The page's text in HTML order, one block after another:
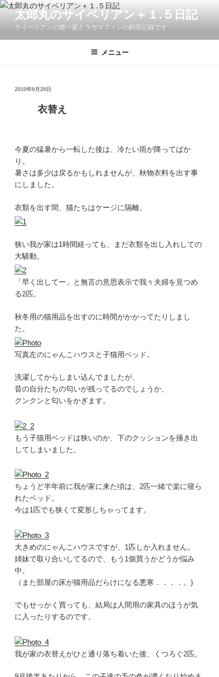
コ
ン
太郎丸のサイベリアン＋１.５日記
サイベリアンの猫一家とラガマフィンの飼育記録です
メニュー
投
2010年9月29日
衣替え
今夏の猛暑から一転した後は、冷たい雨が降ってばか
り。
暑さは多少は戻るかもしれませんが、秋物衣料を出す事
にしました。
衣類を出す間、猫たちはケージに隔離。
狭い我が家は1時間経っても、まだ衣類を出し入れしての
大騒動。
「早く出してー」と無言の意思表示で我々夫婦を見つめ
る2匹。
秋冬用の猫用品を出すのに時間がかかってたりしまし
た。
写真左のにゃんこハウスと子猫用ベッド。
洗濯してからしまい込んでましたが、
昔の自分たちの匂いが残ってるのでしょうか、
クンクンと匂いをかぎます。
もう子猫用ベッドは狭いのか、下のクッションを掻き出
してしまいました。
ちょうど半年前に我が家に来た頃は、2匹一緒で楽に寝ら
れたベッド。
今は1匹でも狭くて変形しちゃってます。
大きめのにゃんこハウスですが、1匹しか入れません。
姉妹で取り合いしてるので、もう1個買うかどうか悩み
中。
（また部屋の床が猫用品だらけになる悪寒．．．．。)
でもせっかく買っても、結局は人間用の家具のほうが気
に入ったりするのです。
我が家の衣替えがひと通り落ち着いた後、くつろぐ2匹。